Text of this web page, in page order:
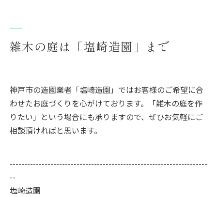
雑木の庭は「塩崎造園」まで
神戸市の造園業者「塩崎造園」ではお客様のご希望に合
わせたお庭づくりを心がけております。「雑木の庭を作
りたい」という場合にも承りますので、ぜひお気軽にご
相談頂ければと思います。
--------------------------------------------------------------------
--
塩崎造園